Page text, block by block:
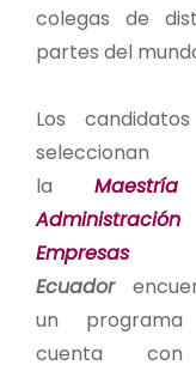
colegas de
partes del
Los
seleccionan
la
Empresas
Ecuador
un programa
cuenta